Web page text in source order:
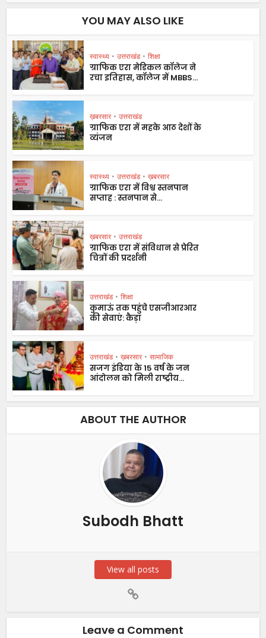
YOU MAY ALSO LIKE
स्वास्थ्य • उत्तराखंड • शिक्षा
ग्राफिक एरा मेडिकल कॉलेज ने
रचा इतिहास, कॉलेज में MBBS...
ख़बरसार • उत्तराखंड
ग्राफिक एरा में महके आठ देशों के
व्यंजन
स्वास्थ्य • उत्तराखंड • ख़बरसार
ग्राफिक एरा में विश्व स्तनपान
सप्ताह : स्तनपान से...
ख़बरसार • उत्तराखंड
ग्राफिक एरा में संविधान से प्रेरित
चित्रों की प्रदर्शनी
उत्तराखंड • शिक्षा
कुमाऊं तक पहुंचे एसजीआरआर
की सेवाएं: कैड़ा
उत्तराखंड • ख़बरसार • सामाजिक
सजग इंडिया के 15 वर्ष के जन
आंदोलन को मिली राष्ट्रीय...
ABOUT THE AUTHOR
Subodh Bhatt
View all posts
Leave a Comment